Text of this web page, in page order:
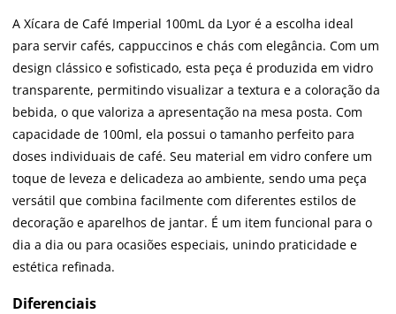
A Xícara de Café Imperial 100mL da Lyor é a escolha ideal
para servir cafés, cappuccinos e chás com elegância. Com um
design clássico e sofisticado, esta peça é produzida em vidro
transparente, permitindo visualizar a textura e a coloração da
bebida, o que valoriza a apresentação na mesa posta. Com
capacidade de 100ml, ela possui o tamanho perfeito para
doses individuais de café. Seu material em vidro confere um
toque de leveza e delicadeza ao ambiente, sendo uma peça
versátil que combina facilmente com diferentes estilos de
decoração e aparelhos de jantar. É um item funcional para o
dia a dia ou para ocasiões especiais, unindo praticidade e
estética refinada.
Diferenciais